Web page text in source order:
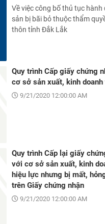
Về việc công bố thủ tục
sản bị bãi bỏ thuộc thẩm
thôn tỉnh Đắk Lắk
Quy trình Cấp giấy chứng
cơ sở sản xuất, kinh
9/21/2020 12:00:00 AM
Quy trình Cấp lại giấy
với cơ sở sản xuất, kinh
hiệu lực nhưng bị mất,
trên Giấy chứng nhận
9/21/2020 12:00:00 AM